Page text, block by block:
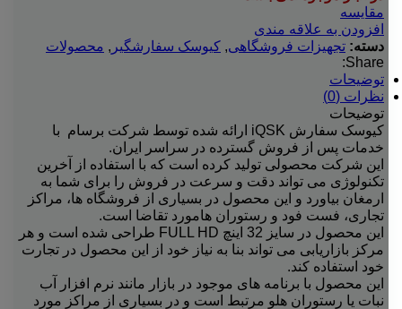
مقایسه
افزودن به علاقه مندی
دسته: تجهیزات فروشگاهی, کیوسک سفارشگیر , محصولات
Share:
توضیحات
نظرات (0)
توضیحات
کیوسک سفارش iQSK ارائه شده توسط شرکت برسام با
خدمات پس از فروش گسترده در سراسر ایران.
این شرکت محصولی تولید کرده است که با استفاده از آخرین
تکنولوژی می تواند دقت و سرعت در فروش را برای شما به
ارمغان بیاورد و این محصول در بسیاری از فروشگاه ها، مراکز
تجاری، فست فود و رستوران هامورد تقاضا است.
این محصول در سایز 32 اینچ FULL HD طراحی شده است و هر
مرکز بازاریابی می تواند بنا به نیاز خود از این محصول در تجارت
خود استفاده کند.
این محصول با برنامه های موجود در بازار مانند نرم افزار آب
نبات یا رستوران هلو مرتبط است و در بسیاری از مراکز مورد